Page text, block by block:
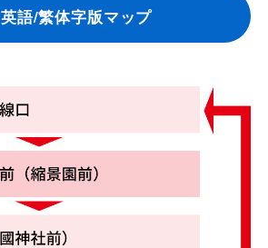
英語/繁体字版マップ